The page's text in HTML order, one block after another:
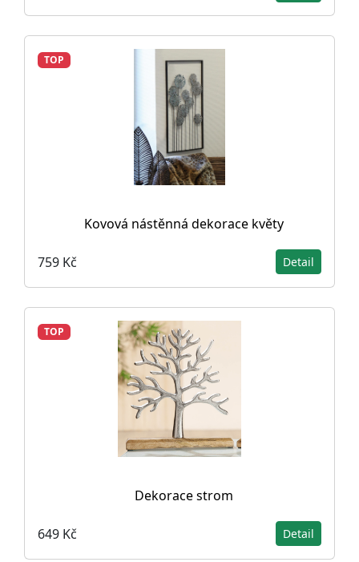
TOP
Kovová nástěnná dekorace květy
759 Kč Detail
TOP
Dekorace strom
649 Kč Detail